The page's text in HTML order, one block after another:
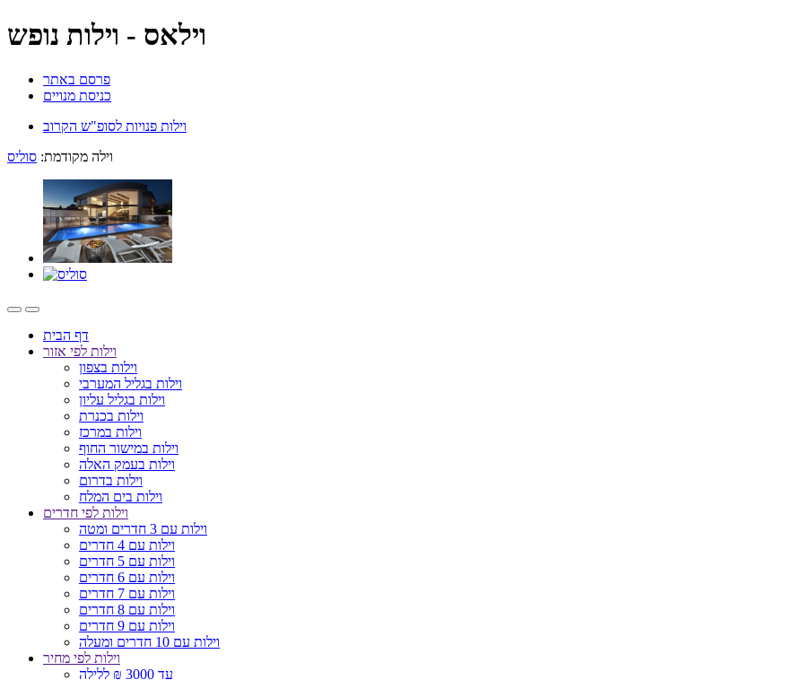
וילאס - וילות נופש
פרסם באתר
כניסת מנויים
וילות פנויות לסופ"ש הקרוב
וילה מקודמת: סוליס
דף הבית
וילות לפי אזור
וילות בצפון
וילות בגליל המערבי
וילות בגליל עליון
וילות בכנרת
וילות במרכז
וילות במישור החוף
וילות בעמק האלה
וילות בדרום
וילות בים המלח
וילות לפי חדרים
וילות עם 3 חדרים ומטה
וילות עם 4 חדרים
וילות עם 5 חדרים
וילות עם 6 חדרים
וילות עם 7 חדרים
וילות עם 8 חדרים
וילות עם 9 חדרים
וילות עם 10 חדרים ומעלה
וילות לפי מחיר
עד 3000 ₪ ללילה